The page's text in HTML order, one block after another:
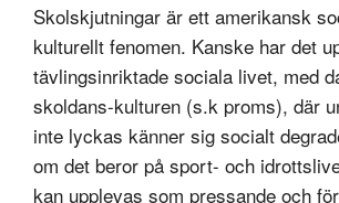
Skolskjutningar är ett amerikansk
kulturellt fenomen. Kanske har det
tävlingsinriktade sociala livet, med
skoldans-kulturen (s.k proms), där
inte lyckas känner sig socialt
om det beror på sport- och
kan upplevas som pressande och